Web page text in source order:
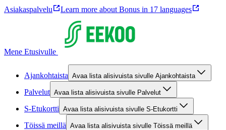
Asiakaspalvelu Learn more about Bonus in 17 languages
Mene Etusivulle
Ajankohtaista Avaa lista alisivuista sivulle Ajankohtaista
Palvelut Avaa lista alisivuista sivulle Palvelut
S-Etukortti Avaa lista alisivuista sivulle S-Etukortti
Töissä meillä Avaa lista alisivuista sivulle Töissä meillä